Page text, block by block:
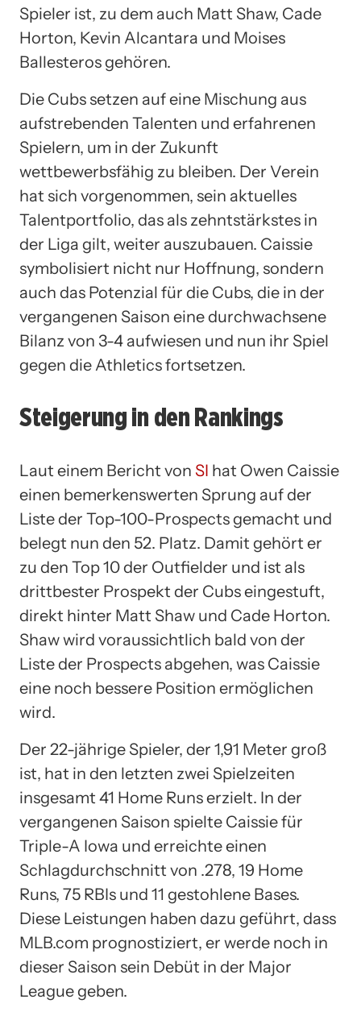
Spieler ist, zu dem auch Matt Shaw, Cade
Horton, Kevin Alcantara und Moises
Ballesteros gehören.
Die Cubs setzen auf eine Mischung aus
aufstrebenden Talenten und erfahrenen
Spielern, um in der Zukunft
wettbewerbsfähig zu bleiben. Der Verein
hat sich vorgenommen, sein aktuelles
Talentportfolio, das als zehntstärkstes in
der Liga gilt, weiter auszubauen. Caissie
symbolisiert nicht nur Hoffnung, sondern
auch das Potenzial für die Cubs, die in der
vergangenen Saison eine durchwachsene
Bilanz von 3-4 aufwiesen und nun ihr Spiel
gegen die Athletics fortsetzen.
Steigerung in den Rankings
Laut einem Bericht von SI hat Owen Caissie
einen bemerkenswerten Sprung auf der
Liste der Top-100-Prospects gemacht und
belegt nun den 52. Platz. Damit gehört er
zu den Top 10 der Outfielder und ist als
drittbester Prospekt der Cubs eingestuft,
direkt hinter Matt Shaw und Cade Horton.
Shaw wird voraussichtlich bald von der
Liste der Prospects abgehen, was Caissie
eine noch bessere Position ermöglichen
wird.
Der 22-jährige Spieler, der 1,91 Meter groß
ist, hat in den letzten zwei Spielzeiten
insgesamt 41 Home Runs erzielt. In der
vergangenen Saison spielte Caissie für
Triple-A Iowa und erreichte einen
Schlagdurchschnitt von .278, 19 Home
Runs, 75 RBIs und 11 gestohlene Bases.
Diese Leistungen haben dazu geführt, dass
MLB.com prognostiziert, er werde noch in
dieser Saison sein Debüt in der Major
League geben.